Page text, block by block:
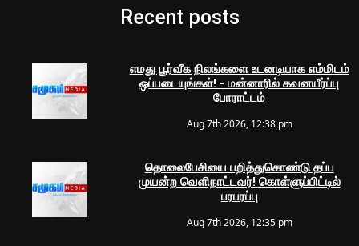
Recent posts
எமது பூர்வீக நிலங்களை உடனடியாக எம்மிடம்
ஒப்படையுங்கள்! - மன்னாரில் கவனயீர்ப்பு
போராட்டம்
Aug 7th 2026, 12:38 pm
தொலைபேசியை பறித்துகொண்டு தப்ப
முயன்ற வெளிநாட்டவர்! கொள்ளுப்பிட்டில்
பரபரப்பு
Aug 7th 2026, 12:35 pm